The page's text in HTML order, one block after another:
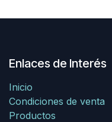
Enlaces de Interés
Inicio
Condiciones de venta
Productos